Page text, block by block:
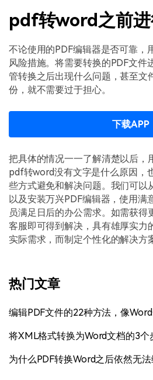
pdf转word之前进
不论使用的PDF编辑器是否可靠，
风险措施。将需要转换的PDF文件
管转换之后出现什么问题，甚至文
份，就不需要过于担心。
下载APP
把具体的情况一一了解清楚以后，
pdf转word没有文字是什么原因，
些方式避免和解决问题。我们可以
以及安装万兴PDF编辑器，使用满
员满足日后的办公需求。如需获得
客服即可得到解决，具有雄厚实力
实际需求，而制定个性化的解决方
热门文章
编辑PDF文件的22种方法，像
将XML格式转换为Word文档的3个
为什么PDF转换Word之后依然无法